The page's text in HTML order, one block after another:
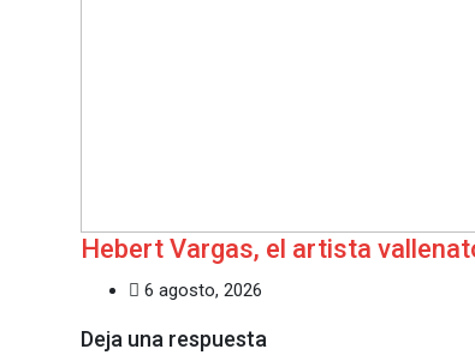
Hebert Vargas, el artista
6 agosto, 2026
Deja una respuesta